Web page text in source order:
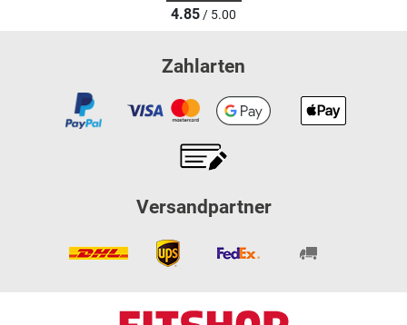
4.85/ 5.00
Zahlarten
Versandpartner